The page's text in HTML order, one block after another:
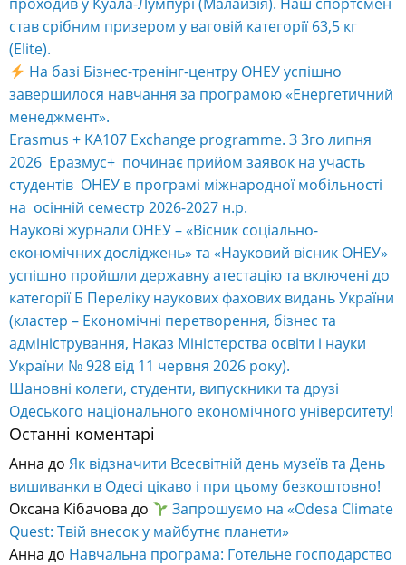
став срібним призером у ваговій категорії 63,5 кг
(Elite).
На базі Бізнес-тренінг-центру ОНЕУ успішно
завершилося навчання за програмою «Енергетичний
менеджмент».
Erasmus + KA107 Exchange programme. З 3го липня
2026 Еразмус+ починає прийом заявок на участь
студентів ОНЕУ в програмі міжнародної мобільності
на осінній семестр 2026-2027 н.р.
Наукові журнали ОНЕУ – «Вісник соціально-
економічних досліджень» та «Науковий вісник ОНЕУ»
успішно пройшли державну атестацію та включені до
категорії Б Переліку наукових фахових видань України
(кластер – Економічні перетворення, бізнес та
адміністрування, Наказ Міністерства освіти і науки
України № 928 від 11 червня 2026 року).
Шановні колеги, студенти, випускники та друзі
Одеського національного економічного університету!
Останні коментарі
Анна до Як відзначити Всесвітній день музеїв та День
вишиванки в Одесі цікаво і при цьому безкоштовно!
Оксана Кібачова до
Запрошуємо на «Odesa Climate
Quest: Твій внесок у майбутнє планети»
Анна до Навчальна програма: Готельне господарство